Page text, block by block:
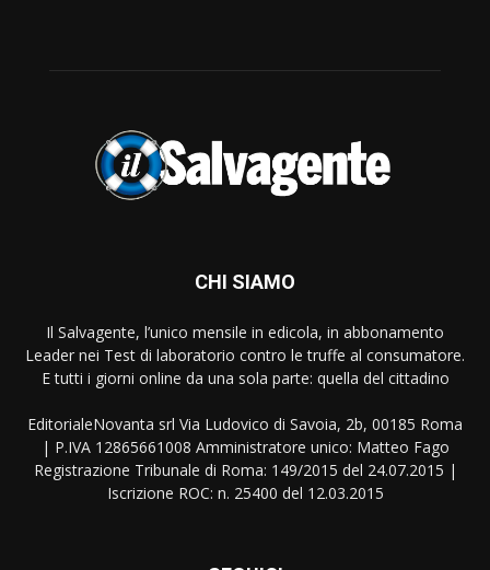
CHI SIAMO
Il Salvagente, l’unico mensile in edicola, in abbonamento
Leader nei Test di laboratorio contro le truffe al consumatore.
E tutti i giorni online da una sola parte: quella del cittadino
EditorialeNovanta srl Via Ludovico di Savoia, 2b, 00185 Roma
| P.IVA 12865661008 Amministratore unico: Matteo Fago
Registrazione Tribunale di Roma: 149/2015 del 24.07.2015 |
Iscrizione ROC: n. 25400 del 12.03.2015